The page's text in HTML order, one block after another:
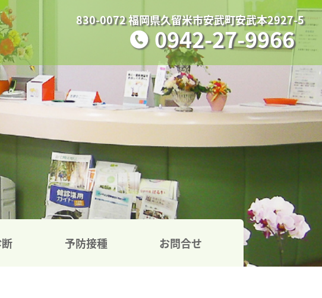
830-0072 福岡県久留米市安武町安武本2927-5
0942-27-9966
予防接種 お問合せ